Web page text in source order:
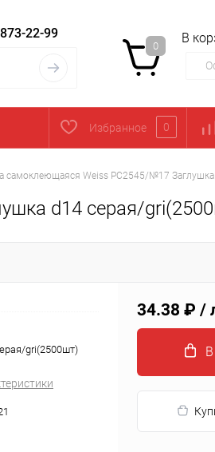
22-99
0
В
Избранное 0
самоклеющаяся Weiss PC2545/№17
d14 серая/
gri(2500шт)
34.38 ₽ /